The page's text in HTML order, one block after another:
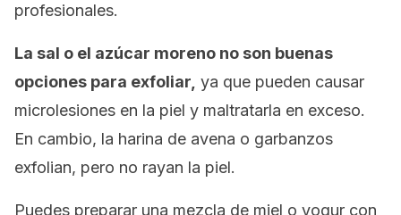
profesionales.
La sal o el azúcar moreno no son buenas
opciones para exfoliar, ya que pueden causar
microlesiones en la piel y maltratarla en exceso.
En cambio, la harina de avena o garbanzos
exfolian, pero no rayan la piel.
Puedes preparar una mezcla de miel o yogur con